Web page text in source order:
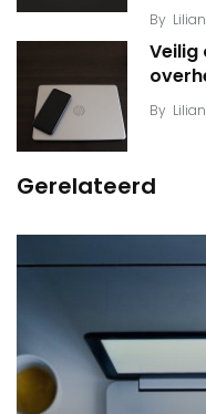
By Lilian
Veilig
By Lilian
Gerelateerd